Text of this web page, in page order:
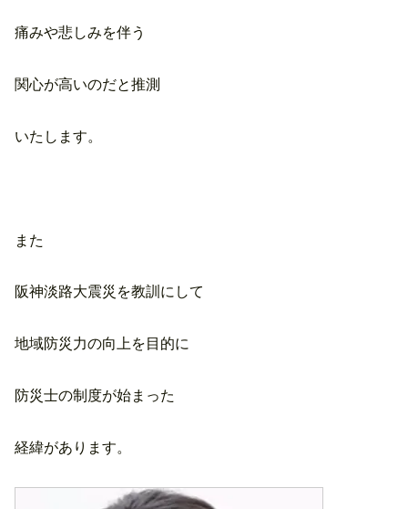
痛みや悲しみを伴う
関心が高いのだと推測
いたします。
また
阪神淡路大震災を教訓にして
地域防災力の向上を目的に
防災士の制度が始まった
経緯があります。